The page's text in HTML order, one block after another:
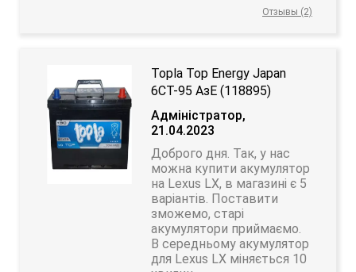
Отзывы (2)
Topla Top Energy Japan
6CT-95 АзЕ (118895)
Адміністратор,
21.04.2023
Доброго дня. Так, у нас
можна купити акумулятор
на Lexus LX, в магазині є 5
варіантів. Поставити
зможемо, старі
акумулятори приймаємо.
В середньому акумулятор
для Lexus LX міняється 10